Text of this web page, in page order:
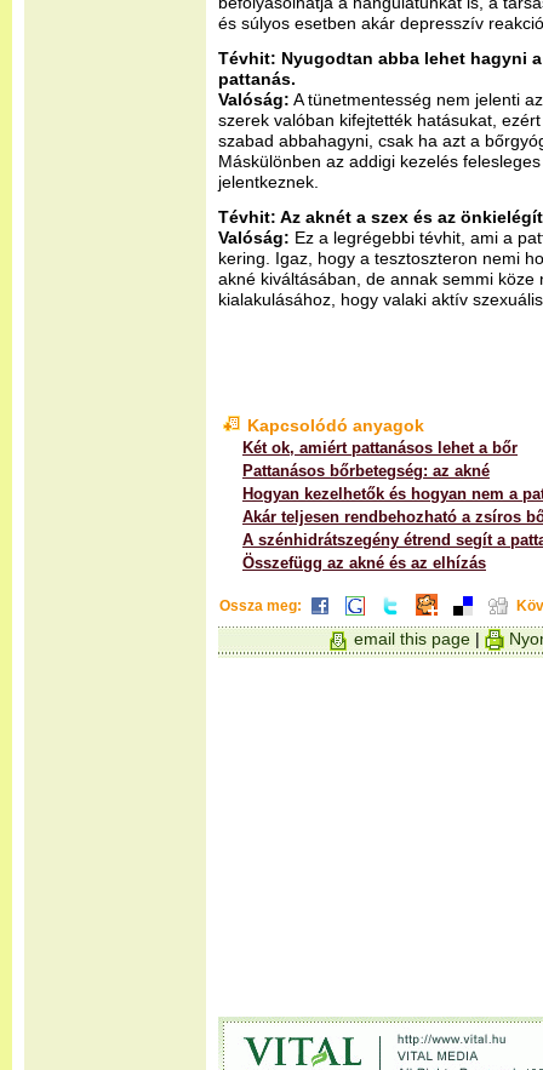
és súlyos esetben akár depresszív
Tévhit: Nyugodtan abba lehet hagyni
pattanás.
Valóság: A tünetmentesség nem jelenti
szerek valóban kifejtették hatásukat,
szabad abbahagyni, csak ha azt a
Máskülönben az addigi kezelés
jelentkeznek.
Tévhit: Az aknét a szex és az
Valóság: Ez a legrégebbi tévhit, ami a
kering. Igaz, hogy a tesztoszteron nemi
akné kiváltásában, de annak semmi köze
kialakulásához, hogy valaki aktív
Kapcsolódó anyagok
Két ok, amiért pattanásos lehet a bőr
Pattanásos bőrbetegség: az akné
Hogyan kezelhetők és hogyan nem a
Akár teljesen rendbehozható a zsíros
A szénhidrátszegény étrend segít a
Összefügg az akné és az elhízás
Ossza meg:
email this page |